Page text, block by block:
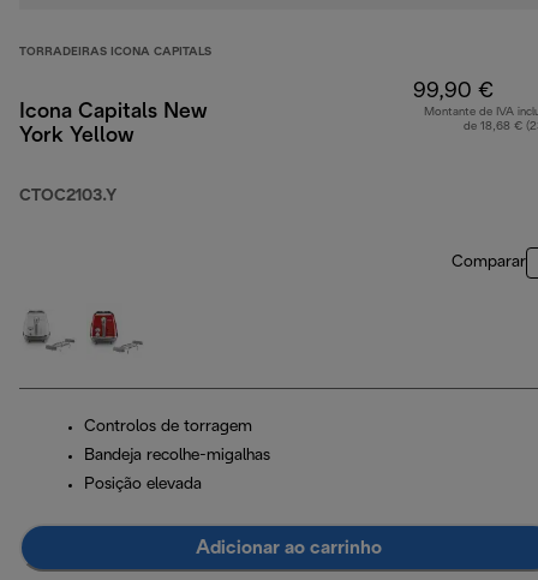
TORRADEIRAS ICONA CAPITALS
Icona Capitals New
York Yellow
CTOC2103.Y
99,90 €
Montante de IVA
de 18,68 €
Comparar
Controlos de torragem
Bandeja recolhe-migalhas
Posição elevada
Adicionar ao carrinho